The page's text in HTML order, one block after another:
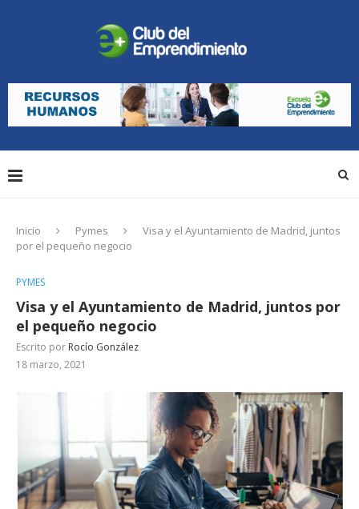
Inicio Pymes
Visa y el Ayuntamiento de Madrid, juntos
por el pequeño negocio
PYMES
Visa y el Ayuntamiento de Madrid, juntos por
el pequeño negocio
Escrito por Rocío González
18 marzo, 2021